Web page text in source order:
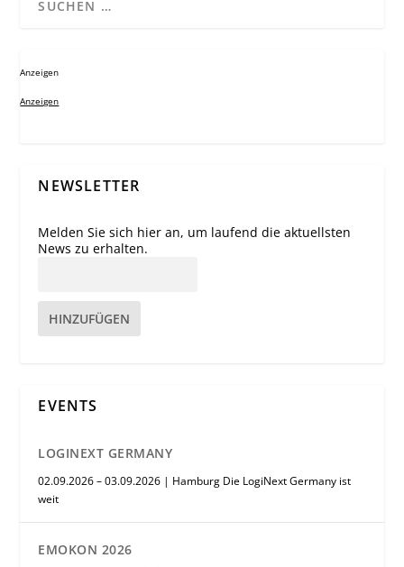
Anzeigen
Anzeigen
NEWSLETTER
Melden Sie sich hier an, um laufend die aktuellsten
News zu erhalten.
HINZUFÜGEN
EVENTS
LOGINEXT GERMANY
02.09.2026 – 03.09.2026 | Hamburg Die LogiNext Germany ist
weit
EMOKON 2026